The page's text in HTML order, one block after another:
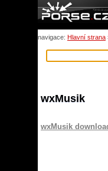
navigace: Hlavní strana
wxMusik
wxMusik